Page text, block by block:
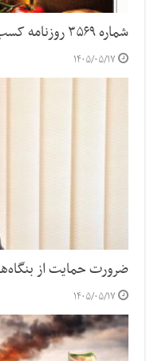
شماره ۳۵۶۹ روزنامه کسب و کار
۱۴۰۵/۰۵/۱۷
ضرورت حمایت از
۱۴۰۵/۰۵/۱۷